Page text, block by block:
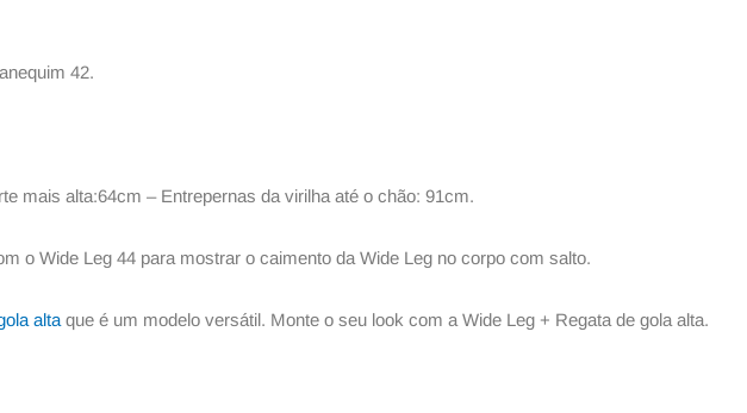
42.
mais alta:64cm – Entrepernas da virilha até o chão: 91cm.
o Wide Leg 44 para mostrar o caimento da Wide Leg no corpo com salto.
alta que é um modelo versátil. Monte o seu look com a Wide Leg + Regata de gola alta.